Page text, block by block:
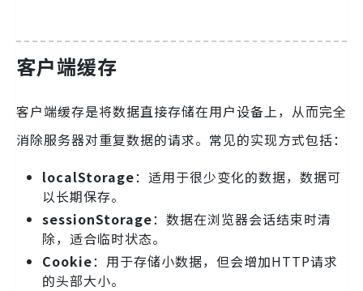
客户端缓存
客户端缓存是将数据直接存储在用户设备上，从而完全
消除服务器对重复数据的请求。常见的实现方式包括：
localStorage：适用于很少变化的数据，数据可
以长期保存。
sessionStorage：数据在浏览器会话结束时清
除，适合临时状态。
Cookie：用于存储小数据，但会增加HTTP请求
的头部大小。